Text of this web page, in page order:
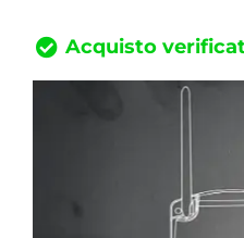
Acquisto